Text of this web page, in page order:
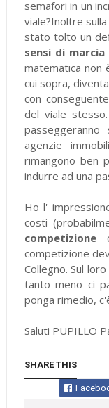
semafori in un
viale?Inoltre
stato tolto un
sensi di
matematica non
cui sopra,
con conseguente
del viale
agenzie
rimangono ben
indurre ad una
Ho l'
costi
competizione
competizione
Collegno. Sul
tanto meno ci
ponga rimedio,
Saluti PUPILLO
SHARE THIS